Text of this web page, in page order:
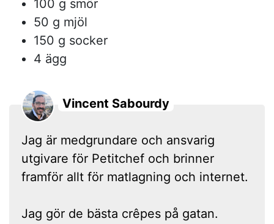
100 g smör
50 g mjöl
150 g socker
4 ägg
Vincent Sabourdy
Jag är medgrundare och ansvarig
utgivare för Petitchef och brinner
framför allt för matlagning och internet.
Jag gör de bästa crêpes på gatan.